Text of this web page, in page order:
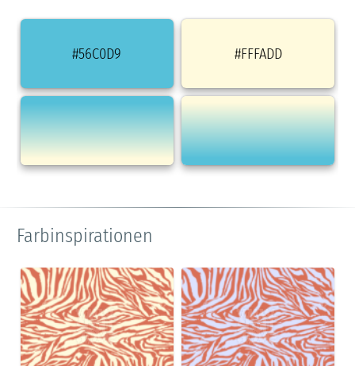
#56C0D9 #FFFADD
Farbinspirationen